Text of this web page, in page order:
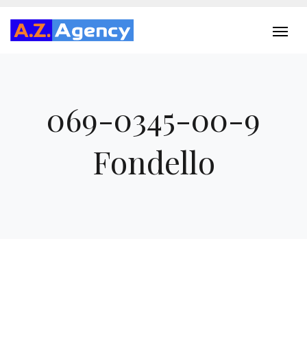
069-0345-00-9
Fondello